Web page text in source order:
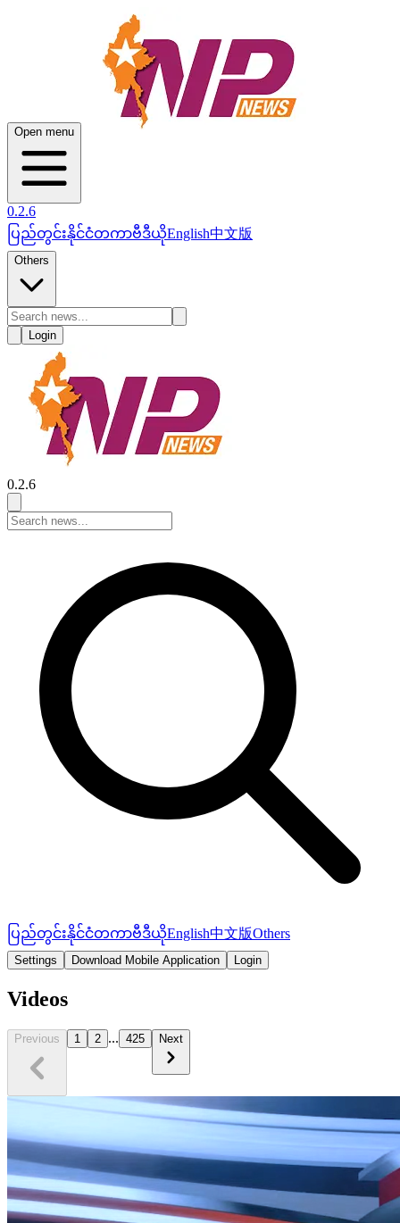
Open menu
0.2.6
ပြည်တွင်းနိုင်ငံတကာဗီဒီယိုEnglish中文版
Others
Login
0.2.6
ပြည်တွင်းနိုင်ငံတကာဗီဒီယိုEnglish中文版Others
Settings Download Mobile Application Login
Videos
Previous 1 2 ... 425 Next